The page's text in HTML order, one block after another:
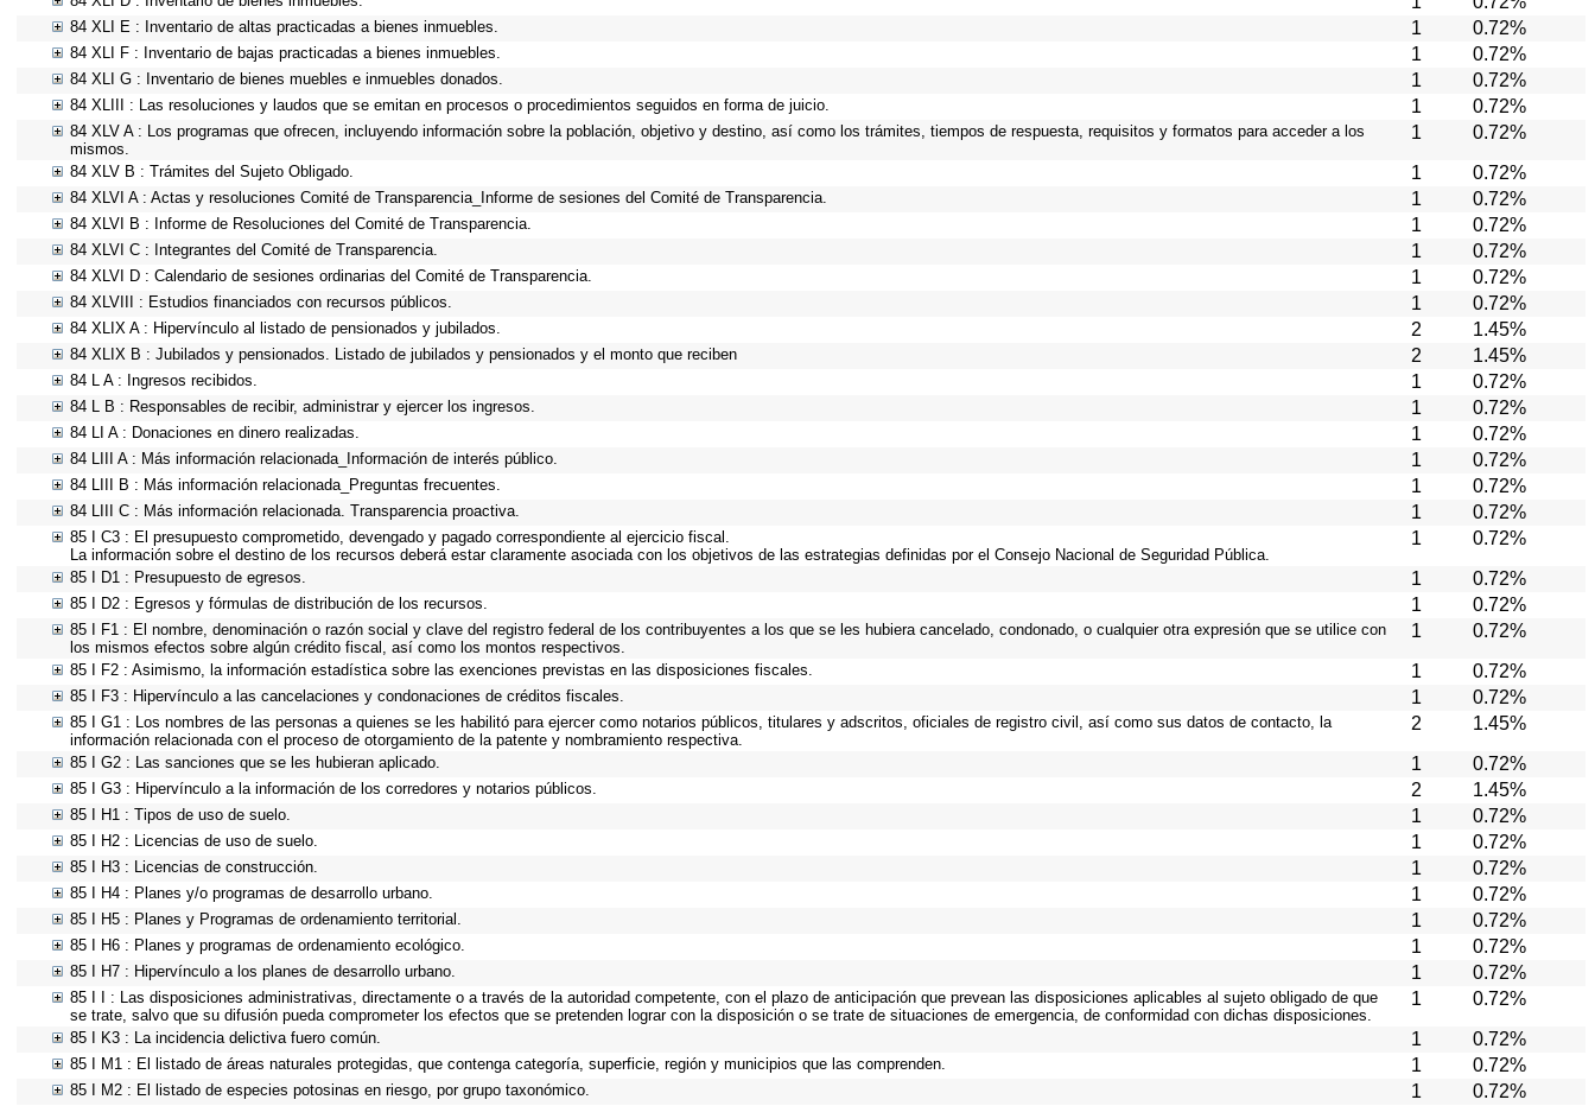
84 XLI E : Inventario de altas practicadas a bienes inmuebles. 1 0.72%
84 XLI F : Inventario de bajas practicadas a bienes inmuebles. 1 0.72%
84 XLI G : Inventario de bienes muebles e inmuebles donados. 1 0.72%
84 XLIII : Las resoluciones y laudos que se emitan en procesos o procedimientos seguidos en forma de juicio. 1 0.72%
84 XLV A : Los programas que ofrecen, incluyendo información sobre la población, objetivo y destino, así como los trámites, tiempos de respuesta, requisitos y formatos para acceder a los
mismos.
1 0.72%
84 XLV B : Trámites del Sujeto Obligado. 1 0.72%
84 XLVI A : Actas y resoluciones Comité de Transparencia_Informe de sesiones del Comité de Transparencia. 1 0.72%
84 XLVI B : Informe de Resoluciones del Comité de Transparencia. 1 0.72%
84 XLVI C : Integrantes del Comité de Transparencia. 1 0.72%
84 XLVI D : Calendario de sesiones ordinarias del Comité de Transparencia. 1 0.72%
84 XLVIII : Estudios financiados con recursos públicos. 1 0.72%
84 XLIX A : Hipervínculo al listado de pensionados y jubilados. 2 1.45%
84 XLIX B : Jubilados y pensionados. Listado de jubilados y pensionados y el monto que reciben 2 1.45%
84 L A : Ingresos recibidos. 1 0.72%
84 L B : Responsables de recibir, administrar y ejercer los ingresos. 1 0.72%
84 LI A : Donaciones en dinero realizadas. 1 0.72%
84 LIII A : Más información relacionada_Información de interés público. 1 0.72%
84 LIII B : Más información relacionada_Preguntas frecuentes. 1 0.72%
84 LIII C : Más información relacionada. Transparencia proactiva. 1 0.72%
85 I C3 : El presupuesto comprometido, devengado y pagado correspondiente al ejercicio fiscal.
La información sobre el destino de los recursos deberá estar claramente asociada con los objetivos de las estrategias definidas por el Consejo Nacional de Seguridad Pública.
1 0.72%
85 I D1 : Presupuesto de egresos. 1 0.72%
85 I D2 : Egresos y fórmulas de distribución de los recursos. 1 0.72%
85 I F1 : El nombre, denominación o razón social y clave del registro federal de los contribuyentes a los que se les hubiera cancelado, condonado, o cualquier otra expresión que se utilice con
los mismos efectos sobre algún crédito fiscal, así como los montos respectivos.
1 0.72%
85 I F2 : Asimismo, la información estadística sobre las exenciones previstas en las disposiciones fiscales. 1 0.72%
85 I F3 : Hipervínculo a las cancelaciones y condonaciones de créditos fiscales. 1 0.72%
85 I G1 : Los nombres de las personas a quienes se les habilitó para ejercer como notarios públicos, titulares y adscritos, oficiales de registro civil, así como sus datos de contacto, la
información relacionada con el proceso de otorgamiento de la patente y nombramiento respectiva.
2 1.45%
85 I G2 : Las sanciones que se les hubieran aplicado. 1 0.72%
85 I G3 : Hipervínculo a la información de los corredores y notarios públicos. 2 1.45%
85 I H1 : Tipos de uso de suelo. 1 0.72%
85 I H2 : Licencias de uso de suelo. 1 0.72%
85 I H3 : Licencias de construcción. 1 0.72%
85 I H4 : Planes y/o programas de desarrollo urbano. 1 0.72%
85 I H5 : Planes y Programas de ordenamiento territorial. 1 0.72%
85 I H6 : Planes y programas de ordenamiento ecológico. 1 0.72%
85 I H7 : Hipervínculo a los planes de desarrollo urbano. 1 0.72%
85 I I : Las disposiciones administrativas, directamente o a través de la autoridad competente, con el plazo de anticipación que prevean las disposiciones aplicables al sujeto obligado de que
se trate, salvo que su difusión pueda comprometer los efectos que se pretenden lograr con la disposición o se trate de situaciones de emergencia, de conformidad con dichas disposiciones.
1 0.72%
85 I K3 : La incidencia delictiva fuero común. 1 0.72%
85 I M1 : El listado de áreas naturales protegidas, que contenga categoría, superficie, región y municipios que las comprenden. 1 0.72%
85 I M2 : El listado de especies potosinas en riesgo, por grupo taxonómico. 1 0.72%